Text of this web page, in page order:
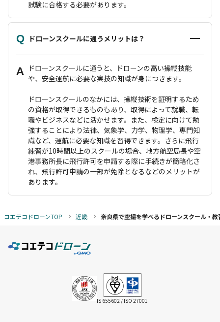
試験に合格する必要があります。
Q ドローンスクールに通うメリットは？
A
ドローンスクールに通うと、ドローンの高い操縦技能
や、安全運航に必要な実技の知識が身につきます。
ドローンスクールのなかには、操縦技術を証明するため
の資格が取得できるものもあり、取得によって就職、転
職やビジネスなどに活かせます。また、検定に向けて勉
強することにより法律、気象学、力学、物理学、専門知
識など、運航に必要な知識を習得できます。さらに飛行
練習が10時間以上のスクールの場合、地方航空局長や空
港事務所長に飛行許可を申請する際に手続きが簡略化さ
れ、飛行許可申請の一部が免除となるなどのメリットが
あります。
コエテコドローンTOP 近畿 奈良県で空撮を学べるドローンスクール・教
IS 655602 / ISO 27001